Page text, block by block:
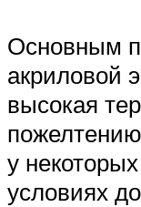
Основным
акриловой
высокая
у
условиях